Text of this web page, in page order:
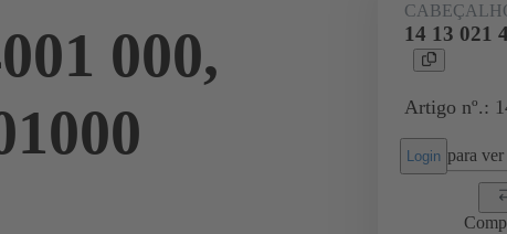
000,
14 13 021
Artigo nº.:
Login para